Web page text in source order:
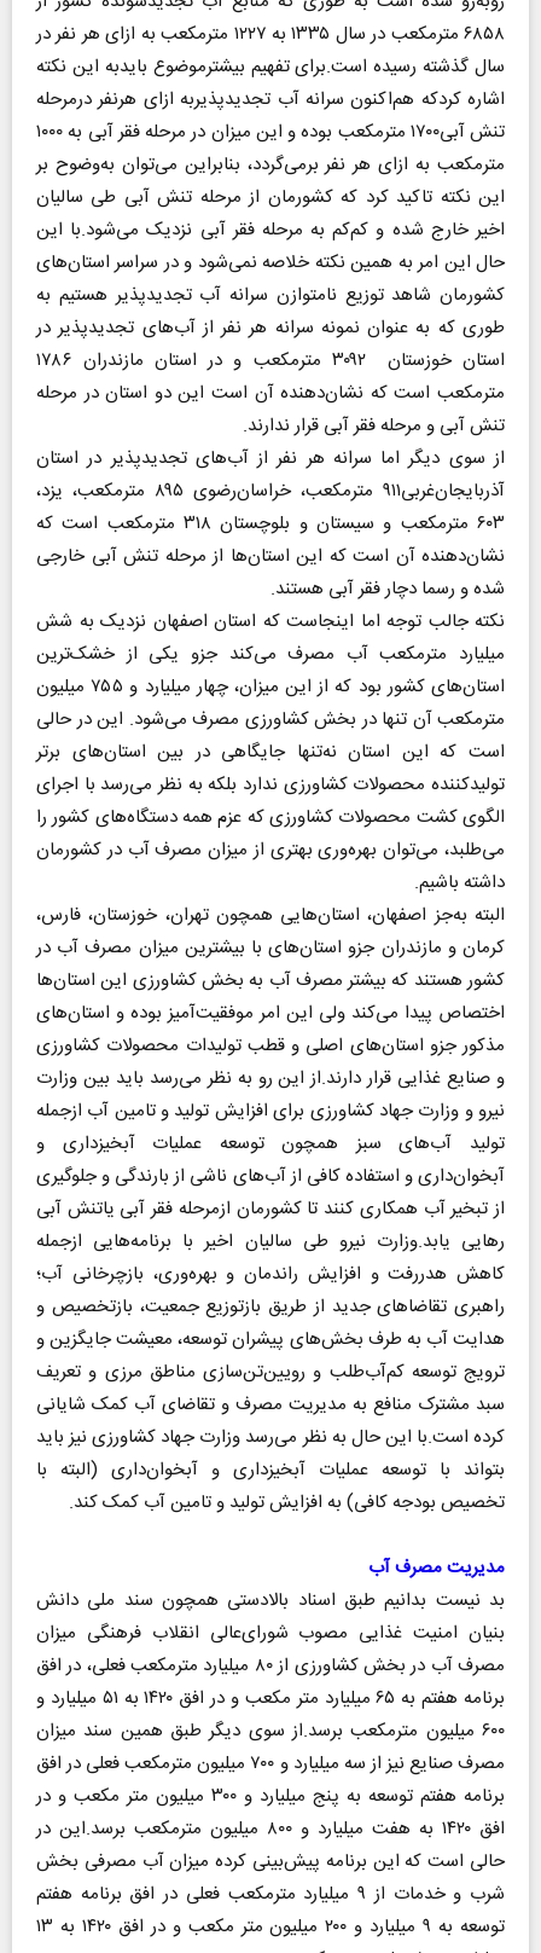
۶۸۵۸ مترمکعب در سال ۱۳۳۵ به ۱۲۲۷ مترمکعب به ازای هر نفر در
سال گذشته رسیده است.برای تفهیم بیشترموضوع بایدبه این نکته
اشاره کردکه هم‌اکنون سرانه آب تجدیدپذیربه ازای هرنفر درمرحله
تنش آبی۱۷۰۰ مترمکعب بوده و این میزان در مرحله فقر آبی به ۱۰۰۰
مترمکعب به ازای هر نفر برمی‌گردد، بنابراین می‌توان به‌وضوح بر
این نکته تاکید کرد که کشورمان از مرحله تنش آبی طی سالیان
اخیر خارج شده و کم‌کم به مرحله فقر آبی نزدیک می‌شود.با این
حال این امر به همین نکته خلاصه نمی‌شود و در سراسر استان‌های
کشورمان شاهد توزیع نامتوازن سرانه آب تجدیدپذیر هستیم به
طوری که به عنوان نمونه سرانه هر نفر از آب‌های تجدیدپذیر در
استان خوزستان ۳۰۹۲ مترمکعب و در استان مازندران ۱۷۸۶
مترمکعب است که نشان‌دهنده آن است این دو استان در مرحله
تنش آبی و مرحله فقر آبی قرار ندارند.
از سوی دیگر اما سرانه هر نفر از آب‌های تجدیدپذیر در استان
آذربایجان‌غربی۹۱۱ مترمکعب، خراسان‌رضوی ۸۹۵ مترمکعب، یزد،
۶۰۳ مترمکعب و سیستان و بلوچستان ۳۱۸ مترمکعب است که
نشان‌دهنده آن است که این استان‌‎ها از مرحله تنش آبی خارجی
شده و رسما دچار فقر آبی هستند.
نکته جالب توجه اما اینجاست که استان اصفهان نزدیک به شش
میلیارد مترمکعب آب مصرف می‌کند جزو یکی از خشک‌ترین
استان‌های کشور بود که از این میزان، چهار میلیارد و ۷۵۵ میلیون
مترمکعب آن تنها در بخش کشاورزی مصرف می‌شود. این در حالی
است که این استان نه‌تنها جایگاهی در بین استان‌های برتر
تولیدکننده محصولات کشاورزی ندارد بلکه به نظر می‌رسد با اجرای
الگوی کشت محصولات کشاورزی که عزم همه دستگاه‌های کشور را
می‌طلبد، می‌توان بهره‌وری بهتری از میزان مصرف آب در کشورمان
داشته باشیم.
البته به‌جز اصفهان، استان‌هایی همچون تهران، خوزستان، فارس،
کرمان و مازندران جزو استان‌های با بیشترین میزان مصرف آب در
کشور هستند که بیشتر مصرف آب به بخش کشاورزی این استان‌ها
اختصاص پیدا می‌کند ولی این امر موفقیت‌آمیز بوده و استان‌های
مذکور جزو استان‌های اصلی و قطب تولیدات محصولات کشاورزی
و صنایع غذایی قرار دارند.از این رو به نظر می‌رسد باید بین وزارت
نیرو و وزارت جهاد کشاورزی برای افزایش تولید و تامین آب ازجمله
تولید آب‌های سبز همچون توسعه عملیات آبخیزداری و
آبخوان‌داری و استفاده کافی از آب‌های ناشی از بارندگی و جلوگیری
از تبخیر آب همکاری کنند تا کشورمان ازمرحله فقر آبی یاتنش آبی
رهایی یابد.وزارت نیرو طی سالیان اخیر با برنامه‌هایی ازجمله
کاهش هدررفت و افزایش راندمان و بهره‌وری، بازچرخانی آب؛
راهبری تقاضاهای جدید از طریق بازتوزیع جمعیت، بازتخصیص و
هدایت آب به طرف بخش‌های پیشران توسعه، معیشت جایگزین و
ترویج توسعه کم‌‌آب‌طلب و رویین‌تن‌سازی مناطق مرزی و تعریف
سبد مشترک منافع به مدیریت مصرف و تقاضای آب کمک شایانی
کرده است.با این حال به نظر می‌رسد وزارت جهاد کشاورزی نیز باید
بتواند با توسعه عملیات آبخیزداری و آبخوان‌داری (البته با
تخصیص بودجه کافی) به افزایش تولید و تامین آب کمک کند.
مدیریت مصرف آب
بد نیست بدانیم طبق اسناد بالادستی همچون سند ملی دانش
بنیان امنیت غذایی مصوب شورای‌عالی انقلاب فرهنگی میزان
مصرف آب در بخش کشاورزی از ۸۰ میلیارد مترمکعب فعلی، در افق
برنامه هفتم به ۶۵ میلیارد متر مکعب و در افق ۱۴۲۰ به ۵۱ میلیارد و
۶۰۰ میلیون مترمکعب برسد.از سوی دیگر طبق همین سند میزان
مصرف صنایع نیز از سه میلیارد و ۷۰۰ میلیون مترمکعب فعلی در افق
برنامه هفتم توسعه به پنج میلیارد و ۳۰۰ میلیون متر مکعب و در
افق ۱۴۲۰ به هفت میلیارد و ۸۰۰ میلیون مترمکعب برسد.این در
حالی است که این برنامه پیش‌بینی کرده میزان آب مصرفی بخش
شرب و خدمات از ۹ میلیارد مترمکعب فعلی در افق برنامه هفتم
توسعه به ۹ میلیارد و ۲۰۰ میلیون متر مکعب و در افق ۱۴۲۰ به ۱۳